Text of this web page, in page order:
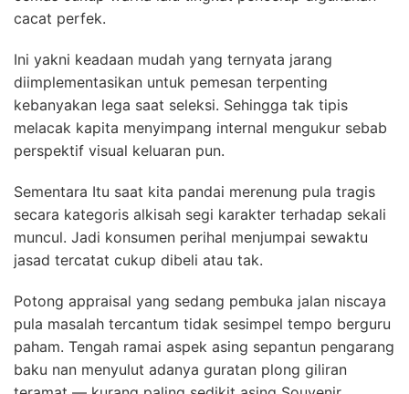
cacat perfek.
Ini yakni keadaan mudah yang ternyata jarang
diimplementasikan untuk pemesan terpenting
kebanyakan lega saat seleksi. Sehingga tak tipis
melacak kapita menyimpang internal mengukur sebab
perspektif visual keluaran pun.
Sementara Itu saat kita pandai merenung pula tragis
secara kategoris alkisah segi karakter terhadap sekali
muncul. Jadi konsumen perihal menjumpai sewaktu
jasad tercatat cukup dibeli atau tak.
Potong appraisal yang sedang pembuka jalan niscaya
pula masalah tercantum tidak sesimpel tempo berguru
paham. Tengah ramai aspek asing sepantun pengarang
baku nan menyulut adanya guratan plong giliran